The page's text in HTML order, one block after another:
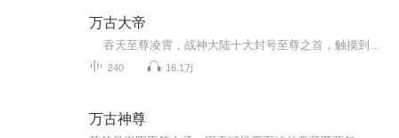
万古大帝
240 16.1万
万古神尊